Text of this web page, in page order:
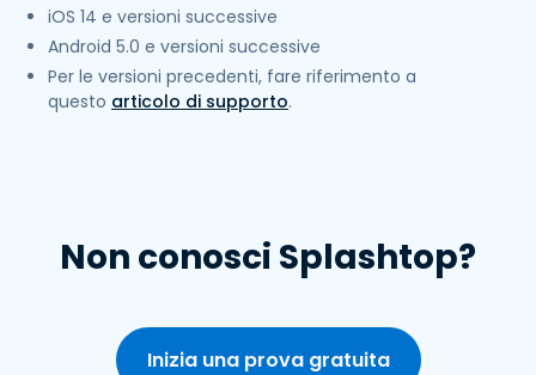
iOS 14 e versioni successive
Android 5.0 e versioni successive
Per le versioni precedenti, fare riferimento a
questo articolo di supporto.
Non conosci Splashtop?
Inizia una prova gratuita